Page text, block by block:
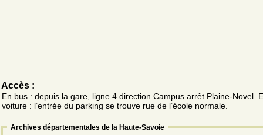
Accès :
En bus : depuis la gare, ligne 4 direction Campus arrêt Plaine-Novel.
voiture : l’entrée du parking se trouve rue de l’école normale.
Archives départementales de la Haute-Savoie